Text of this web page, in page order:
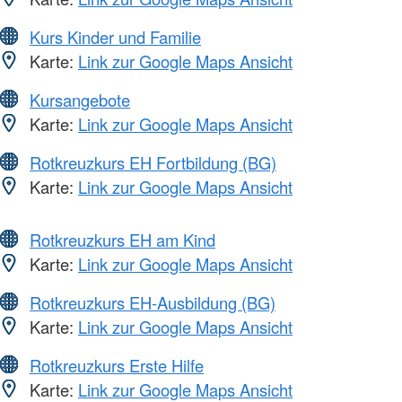
Kurs Kinder und Familie
Karte: Link zur Google Maps Ansicht
Kursangebote
Karte: Link zur Google Maps Ansicht
Rotkreuzkurs EH Fortbildung (BG)
Karte: Link zur Google Maps Ansicht
Rotkreuzkurs EH am Kind
Karte: Link zur Google Maps Ansicht
Rotkreuzkurs EH-Ausbildung (BG)
Karte: Link zur Google Maps Ansicht
Rotkreuzkurs Erste Hilfe
Karte: Link zur Google Maps Ansicht